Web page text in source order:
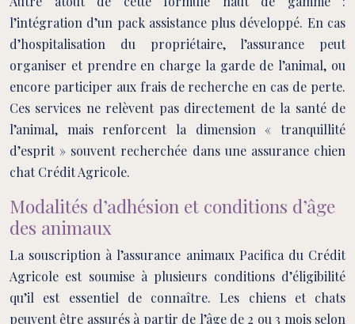
l’intégration d’un pack assistance plus développé. En cas
d’hospitalisation du propriétaire, l’assurance peut
organiser et prendre en charge la garde de l’animal, ou
encore participer aux frais de recherche en cas de perte.
Ces services ne relèvent pas directement de la santé de
l’animal, mais renforcent la dimension « tranquillité
d’esprit » souvent recherchée dans une assurance chien
chat Crédit Agricole.
Modalités d’adhésion et conditions d’âge
des animaux
La souscription à l’assurance animaux Pacifica du Crédit
Agricole est soumise à plusieurs conditions d’éligibilité
qu’il est essentiel de connaître. Les chiens et chats
peuvent être assurés à partir de l’âge de 2 ou 3 mois selon